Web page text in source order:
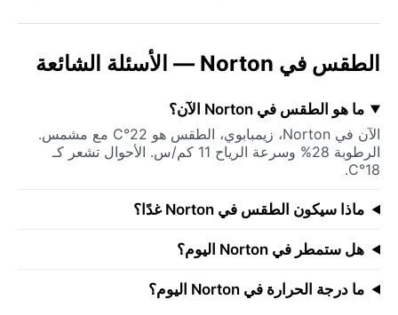
الطقس في Norton — الأسئلة الشائعة
ما هو الطقس في Norton الآن؟
الآن في Norton، زيمبابوي، الطقس هو 22°C مع مشمس.
الرطوبة 28% وسرعة الرياح 11 كم/س. الأحوال تشعر كـ
18°C.
ماذا سيكون الطقس في Norton غدًا؟
هل ستمطر في Norton اليوم؟
ما درجة الحرارة في Norton اليوم؟